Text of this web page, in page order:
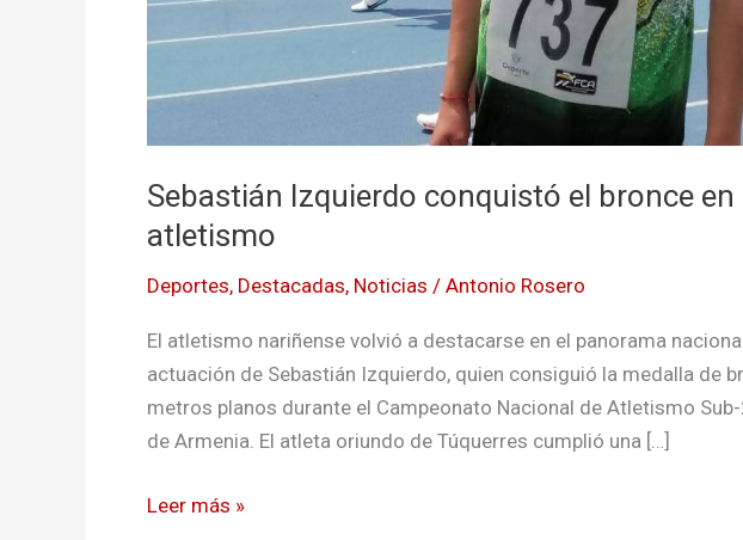
Sebastián Izquierdo conquistó el bronce
atletismo
Deportes, Destacadas, Noticias / Antonio Rosero
El atletismo nariñense volvió a destacarse en el panorama
actuación de Sebastián Izquierdo, quien consiguió la medalla de
metros planos durante el Campeonato Nacional de Atletismo
de Armenia. El atleta oriundo de Túquerres cumplió una […]
Leer más »